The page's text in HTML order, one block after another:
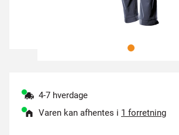
4-7 hverdage
Varen kan afhentes i 1 forretning